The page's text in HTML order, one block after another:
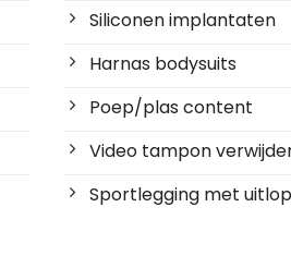
Siliconen implantaten
Harnas bodysuits
Poep/plas content
Video tampon
Sportlegging met